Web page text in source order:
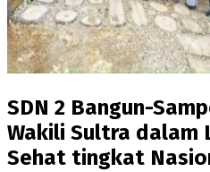
SDN 2 Bangun-
Wakili Sultra dalam
Sehat tingkat